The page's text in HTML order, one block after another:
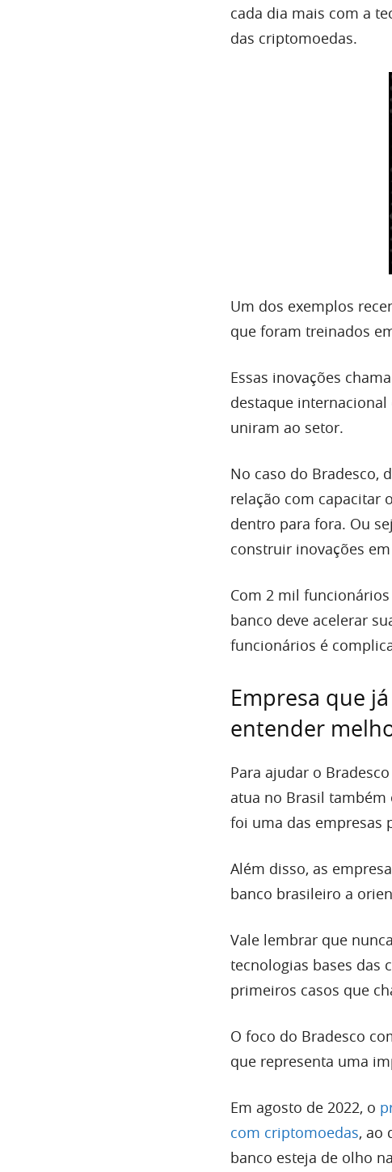
cada dia mais com a
das criptomoedas.
Um dos exemplos
que foram treinados
Essas inovações
destaque internacional
uniram ao setor.
No caso do Bradesco,
relação com capacitar
dentro para fora. Ou
construir inovações
Com 2 mil
banco deve acelerar
funcionários é
Empresa que
entender
Para ajudar o
atua no Brasil também
foi uma das empresas
Além disso, as
banco brasileiro a
Vale lembrar que
tecnologias bases das
primeiros casos que
O foco do Bradesco
que representa uma
Em agosto de 2022, o
com criptomoedas, ao
banco esteja de olho